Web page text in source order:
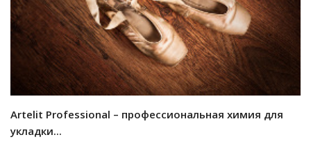
Artelit Professional – профессиональная химия для
укладки...